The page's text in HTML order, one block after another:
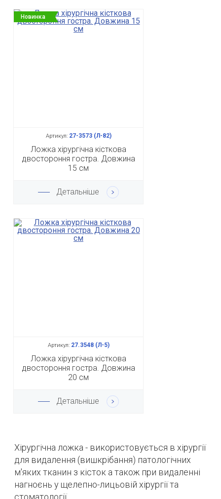
Новинка
Артикул:27-3573 (Л-82)
Ложка хірургічна кісткова
двостороння гостра. Довжина
15 см
Детальніше
Артикул:27.3548 (Л-5)
Ложка хірургічна кісткова
двостороння гостра. Довжина
20 см
Детальніше
Хірургічна ложка - використовується в хірургії
для видалення (вишкрібання) патологічних
м'яких тканин з кісток а також при видаленні
нагноєнь у щелепно-лицьовій хірургії та
стоматології.